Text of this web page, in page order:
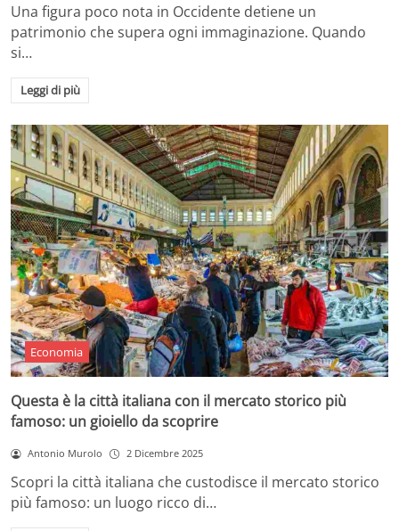
Una figura poco nota in Occidente detiene un
patrimonio che supera ogni immaginazione. Quando
si…
Leggi di più
Economia
Questa è la città italiana con il mercato storico più
famoso: un gioiello da scoprire
Antonio Murolo 2 Dicembre 2025
Scopri la città italiana che custodisce il mercato storico
più famoso: un luogo ricco di…